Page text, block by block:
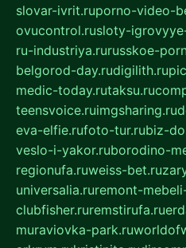
slovar-ivrit.ruporno-video-
ovucontrol.rusloty-
ru-industriya.rurusskoe-
belgorod-day.rudigilith.ru
medic-today.rutaksu.ru
teensvoice.ruimgsharing.ru
eva-elfie.rufoto-tur.rubiz-
veslo-i-yakor.ruborodino-
regionufa.ruweiss-bet.ru
universalia.ruremont-
clubfisher.ruremstirufa.ru
muraviovka-park.ru